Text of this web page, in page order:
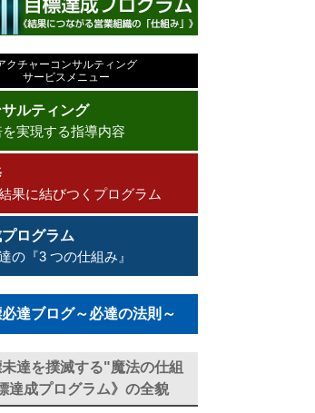
クチャーコンサルティング
サービスメニュー
ルティング
実現する指導内容
果に結びつくプログラム
ログラム
の『3 つの仕組み』
達ブログ～必達の法則～
達を撲滅する"魔法の仕組
達成プログラム》の全貌